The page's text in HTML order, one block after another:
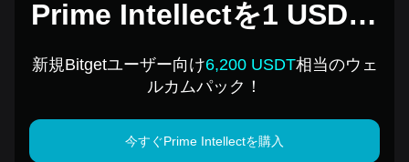
Prime Intellectを1 USDで
購入
新規Bitgetユーザー向け6,200 USDT相当のウェ
ルカムパック！
今すぐPrime Intellectを購入